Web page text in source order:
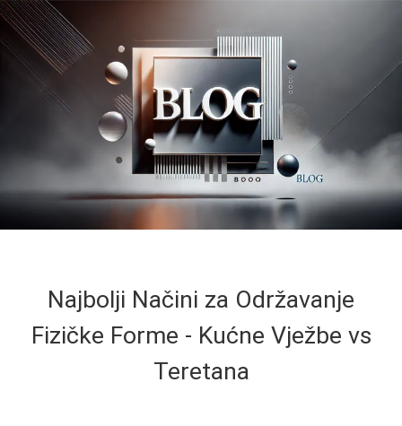
Najbolji Načini za Održavanje
Fizičke Forme - Kućne Vježbe vs
Teretana